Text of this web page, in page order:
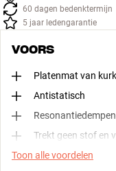
60 dagen bedenktermijn
5 jaar ledengarantie
VOORS
Platenmat van
Antistatisch
Trekt geen stof en
Toon alle voordelen